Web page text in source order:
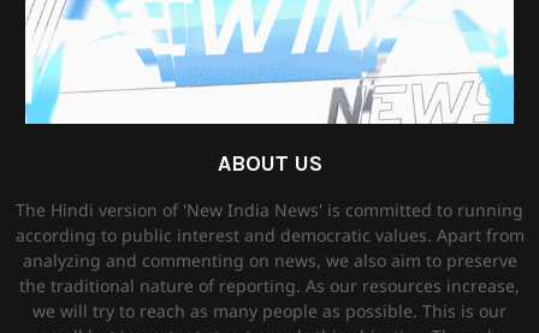
ABOUT US
The Hindi version of 'New India News' is committed to running
according to public interest and democratic values. Apart from
analyzing and commenting on news, we also aim to preserve
the traditional nature of reporting. As our resources increase,
we will try to reach as many people as possible. This is our